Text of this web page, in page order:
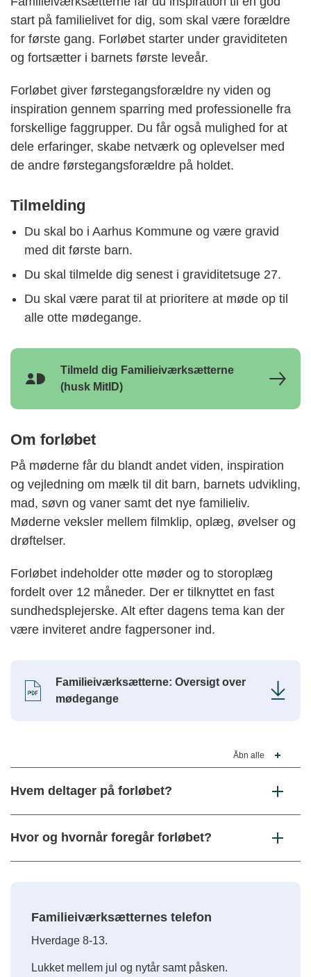
start på familielivet for dig, som skal være forældre
for første gang. Forløbet starter under graviditeten
og fortsætter i barnets første leveår.
Forløbet giver førstegangsforældre ny viden og
inspiration gennem sparring med professionelle fra
forskellige faggrupper. Du får også mulighed for at
dele erfaringer, skabe netværk og oplevelser med
de andre førstegangsforældre på holdet.
Tilmelding
Du skal bo i Aarhus Kommune og være gravid
med dit første barn.
Du skal tilmelde dig senest i graviditetsuge 27.
Du skal være parat til at prioritere at møde op til
alle otte mødegange.
MitId
Ikon
Tilmeld dig Familieiværksætterne
(husk MitID)
Om forløbet
På møderne får du blandt andet viden, inspiration
og vejledning om mælk til dit barn, barnets udvikling,
mad, søvn og vaner samt det nye familieliv.
Møderne veksler mellem filmklip, oplæg, øvelser og
drøftelser.
Forløbet indeholder otte møder og to storoplæg
fordelt over 12 måneder. Der er tilknyttet en fast
sundhedsplejerske. Alt efter dagens tema kan der
være inviteret andre fagpersoner ind.
Familieiværksætterne: Oversigt over
mødegange
Åbn alle
Hvem deltager på forløbet?
Hvor og hvornår foregår forløbet?
Familieiværksætternes telefon
Hverdage 8-13.
Lukket mellem jul og nytår samt påsken.